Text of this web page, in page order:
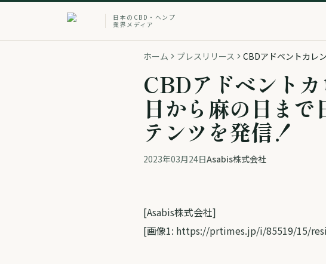
日本のCBD・ヘンプ
業界メディア
ホーム プレスリリース
CBDアドベント
日から麻の日ま
テンツを発信！
2023年03月24日Asabis株式会社
[Asabis株式会社]
[画像1: https://prtimes.jp/i/85519/15/